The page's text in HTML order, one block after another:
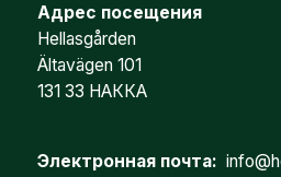
Адрес посещения
Hellasgården
Ältavägen 101
131 33 НАККА
Электронная почта: